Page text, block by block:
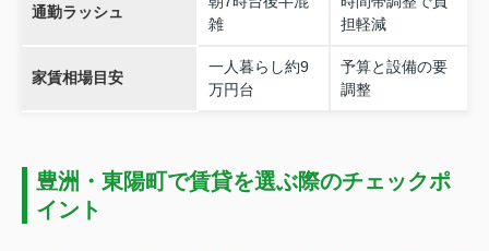
通勤ラッシュ
雑
担軽減
家賃相場目安
一人暮らし約9
万円台
予算と設備の要
調整
豊洲・東陽町で賃貸を選ぶ際のチェックポ
イント